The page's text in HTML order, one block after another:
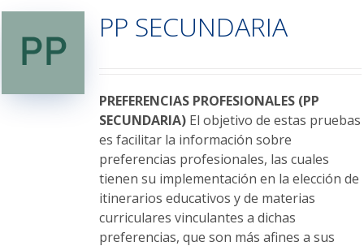
Las
opciones
elegir
en
la
página
de
producto
PP SECUNDARIA
PREFERENCIAS PROFESIONALES (PP
SECUNDARIA)El objetivo de estas pruebas
es facilitar la información sobre
preferencias profesionales, las cuales
tienen su implementación en la elección de
itinerarios educativos y de materias
curriculares vinculantes a dichas
preferencias, que son más afines a sus